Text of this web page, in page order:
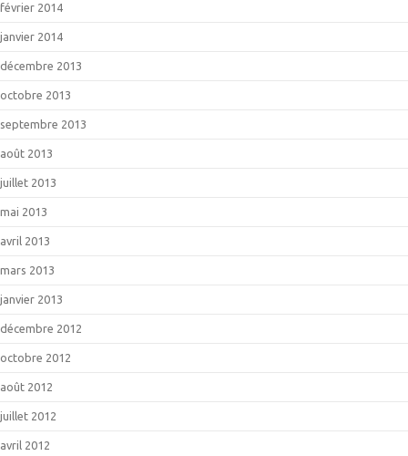
février 2014
janvier 2014
décembre 2013
octobre 2013
septembre 2013
août 2013
juillet 2013
mai 2013
avril 2013
mars 2013
janvier 2013
décembre 2012
octobre 2012
août 2012
juillet 2012
avril 2012